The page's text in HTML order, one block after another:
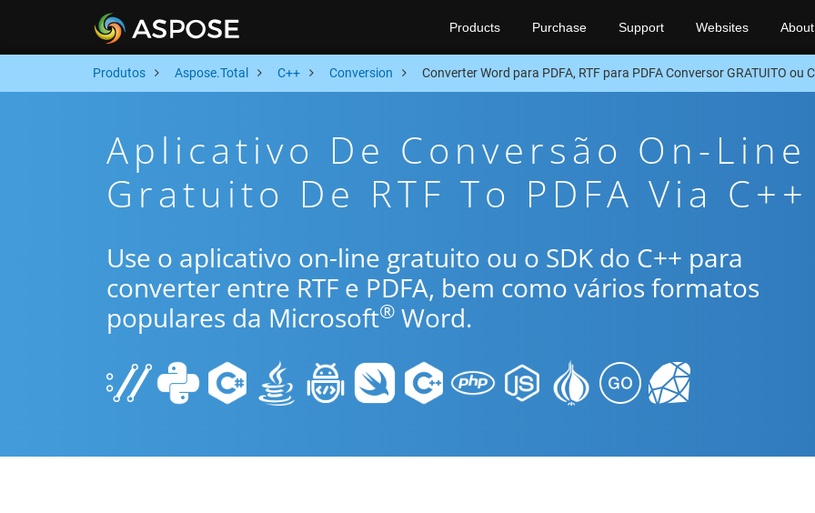
Products Purchase Support Websites About
Produtos Aspose.Total C++ Conversion Converter Word para PDFA, RTF para PDFA Conversor GRATUITO ou
Aplicativo De Conversão On-Line
Gratuito De RTF To PDFA Via C++
Use o aplicativo on-line gratuito ou o SDK do C++ para
converter entre RTF e PDFA, bem como vários formatos
populares da Microsoft® Word.